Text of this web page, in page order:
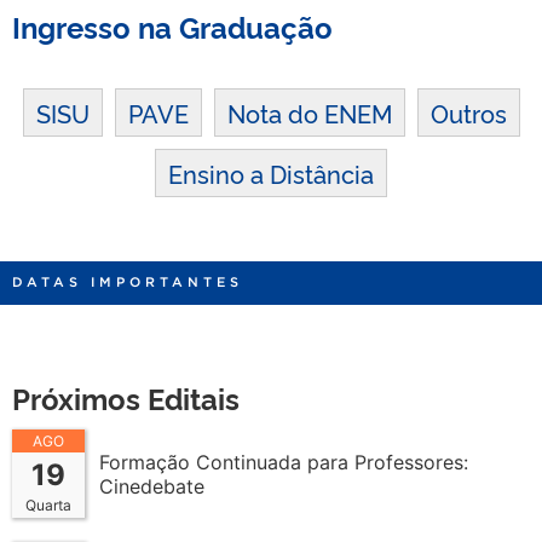
Ingresso na Graduação
SISU PAVE Nota do ENEM
Outros
Ensino a Distância
DATAS IMPORTANTES
Próximos Editais
AGO
19
Quarta
Formação Continuada para Professores:
Cinedebate